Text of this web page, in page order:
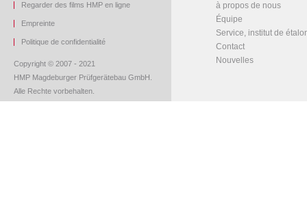
Regarder des films HMP en ligne
Empreinte
Politique de confidentialité
Copyright © 2007 - 2021
HMP Magdeburger Prüfgerätebau GmbH.
Alle Rechte vorbehalten.
à propos de nous
Équipe
Service, institut de
Contact
Nouvelles